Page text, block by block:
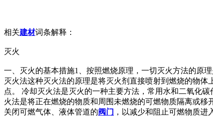
相关建材词条解释：
灭火
一、灭火的基本措施1、按照燃烧原理，一切灭火方法的原
灭火法这种灭火法的原理是将灭火剂直接喷射到燃烧的物
点。 冷却灭火法是灭火的一种主要方法，常用水和二氧化
火法是将正在燃烧的物质和周围未燃烧的可燃物质隔离或
关闭可燃气体、液体管道的阀门 ，以减少和阻止可燃物质